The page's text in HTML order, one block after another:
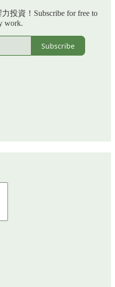
投資！Subscribe for free to
work.
Subscribe